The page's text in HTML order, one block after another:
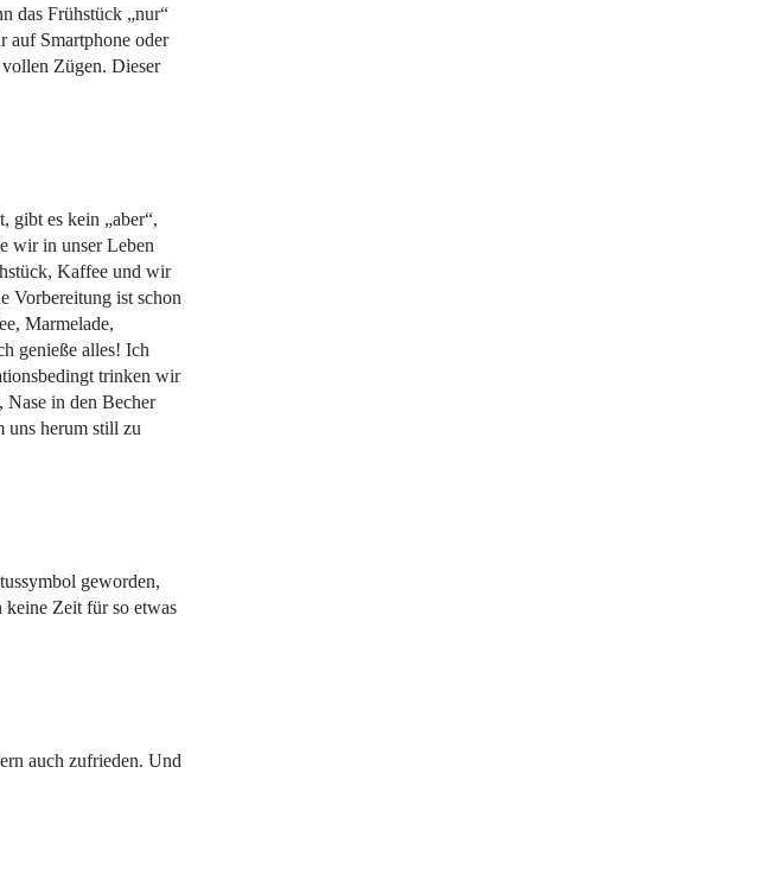
das Frühstück „nur“
auf Smartphone oder
Zügen. Dieser
gibt es kein „aber“,
wir in unser Leben
Kaffee und wir
Vorbereitung ist schon
Marmelade,
genieße alles! Ich
trinken wir
Nase in den Becher
uns herum still zu
geworden,
keine Zeit für so etwas
auch zufrieden. Und